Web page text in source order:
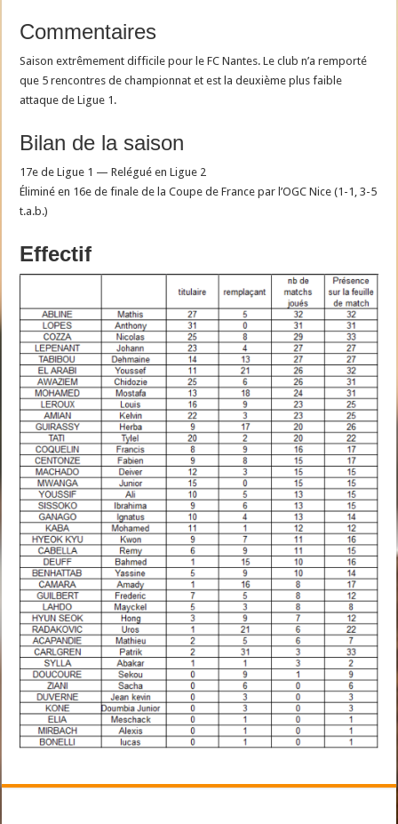
Commentaires
Saison extrêmement difficile pour le FC Nantes. Le club n’a remporté
que 5 rencontres de championnat et est la deuxième plus faible
attaque de Ligue 1.
Bilan de la saison
17e de Ligue 1 — Relégué en Ligue 2
Éliminé en 16e de finale de la Coupe de France par l’OGC Nice (1-1, 3-5
t.a.b.)
Effectif